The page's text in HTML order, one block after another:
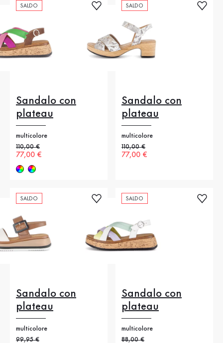
SALDO
Sandalo con
plateau
multicolore
Prezzo precedente
110,00 €
Nuovo prezzo
77,00 €
SALDO
Sandalo con
plateau
multicolore
Prezzo precedente
110,00 €
Nuovo prezzo
77,00 €
SALDO
Sandalo con
plateau
multicolore
Prezzo precedente
99,95 €
SALDO
Sandalo con
plateau
multicolore
Prezzo precedente
88,00 €